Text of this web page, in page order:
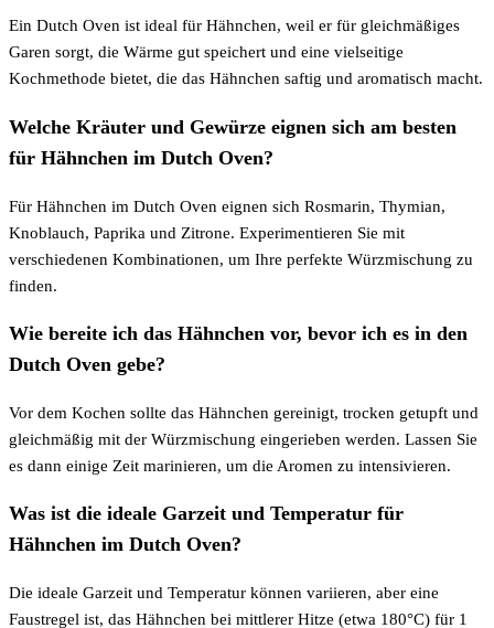
Ein Dutch Oven ist ideal für Hähnchen, weil er für gleichmäßiges
Garen sorgt, die Wärme gut speichert und eine vielseitige
Kochmethode bietet, die das Hähnchen saftig und aromatisch macht.
Welche Kräuter und Gewürze eignen sich am besten
für Hähnchen im Dutch Oven?
Für Hähnchen im Dutch Oven eignen sich Rosmarin, Thymian,
Knoblauch, Paprika und Zitrone. Experimentieren Sie mit
verschiedenen Kombinationen, um Ihre perfekte Würzmischung zu
finden.
Wie bereite ich das Hähnchen vor, bevor ich es in den
Dutch Oven gebe?
Vor dem Kochen sollte das Hähnchen gereinigt, trocken getupft und
gleichmäßig mit der Würzmischung eingerieben werden. Lassen Sie
es dann einige Zeit marinieren, um die Aromen zu intensivieren.
Was ist die ideale Garzeit und Temperatur für
Hähnchen im Dutch Oven?
Die ideale Garzeit und Temperatur können variieren, aber eine
Faustregel ist, das Hähnchen bei mittlerer Hitze (etwa 180°C) für 1